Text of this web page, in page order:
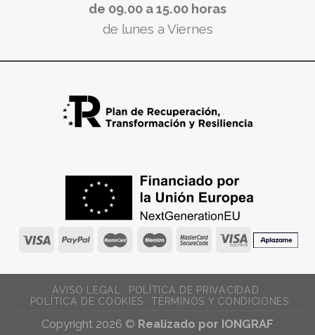
de 09.00 a 15.00 horas
de lunes a Viernes
AVISO LEGAL
POLÍTICA DE PRIVACIDAD
POLÍTICA DE COOKIES
TÉRMINOS Y CONDICIONES
Copyright 2026 © Realizado por IONGRAF